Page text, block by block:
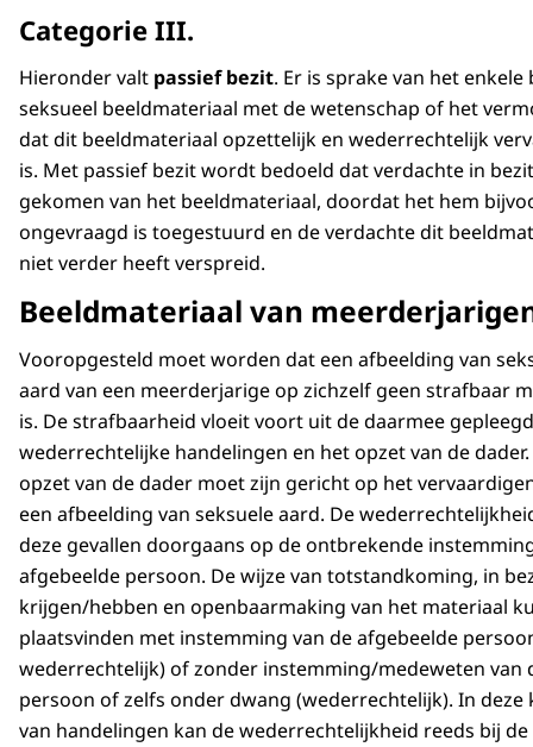
Categorie III.
Hieronder valt passief bezit. Er is sprake van het enkele
seksueel beeldmateriaal met de wetenschap of het
dat dit beeldmateriaal opzettelijk en wederrechtelijk
is. Met passief bezit wordt bedoeld dat verdachte in
gekomen van het beeldmateriaal, doordat het hem
ongevraagd is toegestuurd en de verdachte dit
niet verder heeft verspreid.
Beeldmateriaal van
Vooropgesteld moet worden dat een afbeelding van
aard van een meerderjarige op zichzelf geen strafbaar
is. De strafbaarheid vloeit voort uit de daarmee
wederrechtelijke handelingen en het opzet van de
opzet van de dader moet zijn gericht op het
een afbeelding van seksuele aard. De
deze gevallen doorgaans op de ontbrekende
afgebeelde persoon. De wijze van totstandkoming, in
krijgen/hebben en openbaarmaking van het materiaal
plaatsvinden met instemming van de afgebeelde
wederrechtelijk) of zonder instemming/medeweten van
persoon of zelfs onder dwang (wederrechtelijk). In deze
van handelingen kan de wederrechtelijkheid reeds bij de